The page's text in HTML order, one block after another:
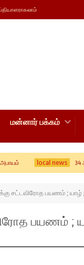
மன்னார் பக்கம்
local news 34 ஆண்டுகள்
சட்டவிரோத பயணம் ; யாழ்
பயணம்